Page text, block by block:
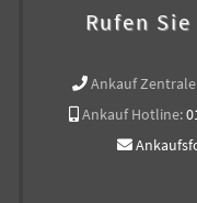
Rufen
Ankauf
Ankauf Hotline: